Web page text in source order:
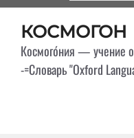
КОСМОГОН
Космого́ния — учение
-=Словарь "Oxford